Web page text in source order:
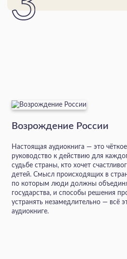
Возрождение России
Настоящая аудиокнига — это
руководство к действию для
судьбе страны, кто хочет
детей. Смысл происходящих в
по которым люди должны
государства, и способы решения
устранять незамедлительно — всё
аудиокниге.